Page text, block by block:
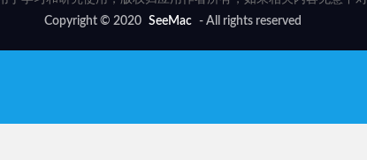
Copyright © 2020 SeeMac - All rights reserved